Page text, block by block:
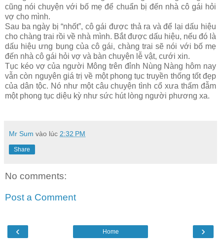
cũng nói chuyện với bố mẹ để chuẩn bị đến nhà cô gái hỏi
vợ cho mình.
Sau ba ngày bị “nhốt”, cô gái được thả ra và để lại dấu hiệu
cho chàng trai rồi về nhà mình. Bắt được dấu hiệu, nếu đó là
dấu hiệu ưng bụng của cô gái, chàng trai sẽ nói với bố mẹ
đến nhà cô gái hỏi vợ và bàn chuyện lễ vật, cưới xin.
Tục kéo vợ của người Mông trên đỉnh Nùng Nàng hôm nay
vẫn còn nguyên giá trị về một phong tục truyền thống tốt đẹp
của dân tộc. Nó như một câu chuyện tình cổ xưa thấm đẫm
một phong tục diệu kỳ như sức hút lòng người phương xa.
Mr Sum vào lúc 2:32 PM
Share
No comments:
Post a Comment
‹ ›
Home